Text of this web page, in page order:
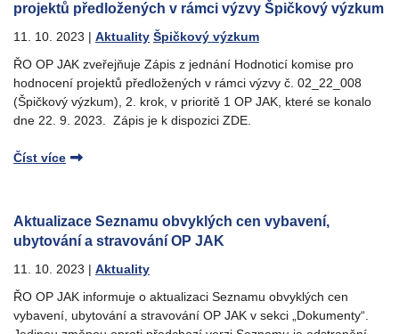
projektů předložených v rámci výzvy Špičkový výzkum
11. 10. 2023 | Aktuality Špičkový výzkum
ŘO OP JAK zveřejňuje Zápis z jednání Hodnoticí komise pro
hodnocení projektů předložených v rámci výzvy č. 02_22_008
(Špičkový výzkum), 2. krok, v prioritě 1 OP JAK, které se konalo
dne 22. 9. 2023. Zápis je k dispozici ZDE.
Číst více
Aktualizace Seznamu obvyklých cen vybavení,
ubytování a stravování OP JAK
11. 10. 2023 | Aktuality
ŘO OP JAK informuje o aktualizaci Seznamu obvyklých cen
vybavení, ubytování a stravování OP JAK v sekci „Dokumenty“.